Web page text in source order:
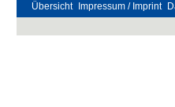
Übersicht Impressum / Imprint